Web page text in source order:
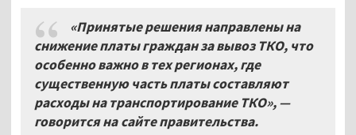
«Принятые решения направлены на
снижение платы граждан за вывоз ТКО, что
особенно важно в тех регионах, где
существенную часть платы составляют
расходы на транспортирование ТКО», —
говорится на сайте правительства.